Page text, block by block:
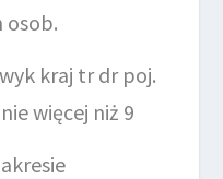
osob.
kraj tr dr poj.
więcej niż 9